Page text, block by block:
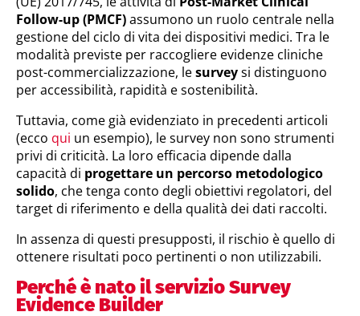
Follow-up (PMCF)assumono un ruolo centrale nella
gestione del ciclo di vita dei dispositivi medici. Tra le
modalità previste per raccogliere evidenze cliniche
post-commercializzazione, lesurveysi distinguono
per accessibilità, rapidità e sostenibilità.
Tuttavia, come già evidenziato in precedenti articoli
(ecco qui un esempio), le survey non sono strumenti
privi di criticità. La loro efficacia dipende dalla
capacità di progettare un percorso metodologico
solido, che tenga conto degli obiettivi regolatori, del
target di riferimento e della qualità dei dati raccolti.
In assenza di questi presupposti, il rischio è quello di
ottenere risultati poco pertinenti o non utilizzabili.
Perché è nato il servizio Survey
Evidence Builder